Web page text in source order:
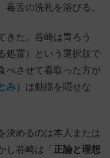
毒舌の洗礼を浴びる。
きた。谷崎は胃ろう
処置）という選択肢で
べさせて看取った方が
み） は動揺を隠せな
決めるのは本人または
し谷崎は「 正論と理想